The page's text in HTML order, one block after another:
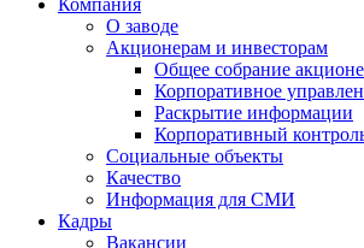
Компания
О заводе
Акционерам и инвесторам
Общее собрание
Корпоративное
Раскрытие информации
Корпоративный
Социальные объекты
Качество
Информация для СМИ
Кадры
Вакансии